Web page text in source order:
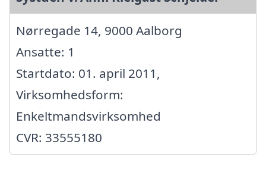
Nørregade 14, 9000 Aalborg
Ansatte: 1
Startdato: 01. april 2011,
Virksomhedsform:
Enkeltmandsvirksomhed
CVR: 33555180